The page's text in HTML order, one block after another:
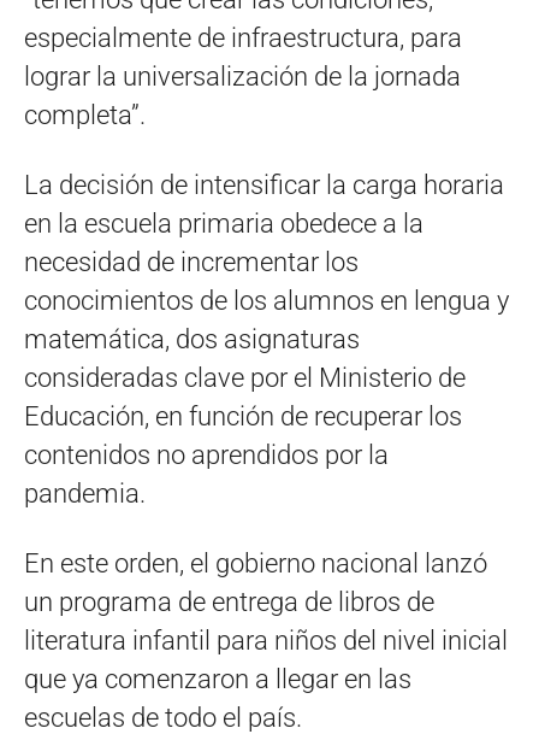
especialmente de infraestructura, para
lograr la universalización de la jornada
completa”.
La decisión de intensificar la carga horaria
en la escuela primaria obedece a la
necesidad de incrementar los
conocimientos de los alumnos en lengua y
matemática, dos asignaturas
consideradas clave por el Ministerio de
Educación, en función de recuperar los
contenidos no aprendidos por la
pandemia.
En este orden, el gobierno nacional lanzó
un programa de entrega de libros de
literatura infantil para niños del nivel inicial
que ya comenzaron a llegar en las
escuelas de todo el país.